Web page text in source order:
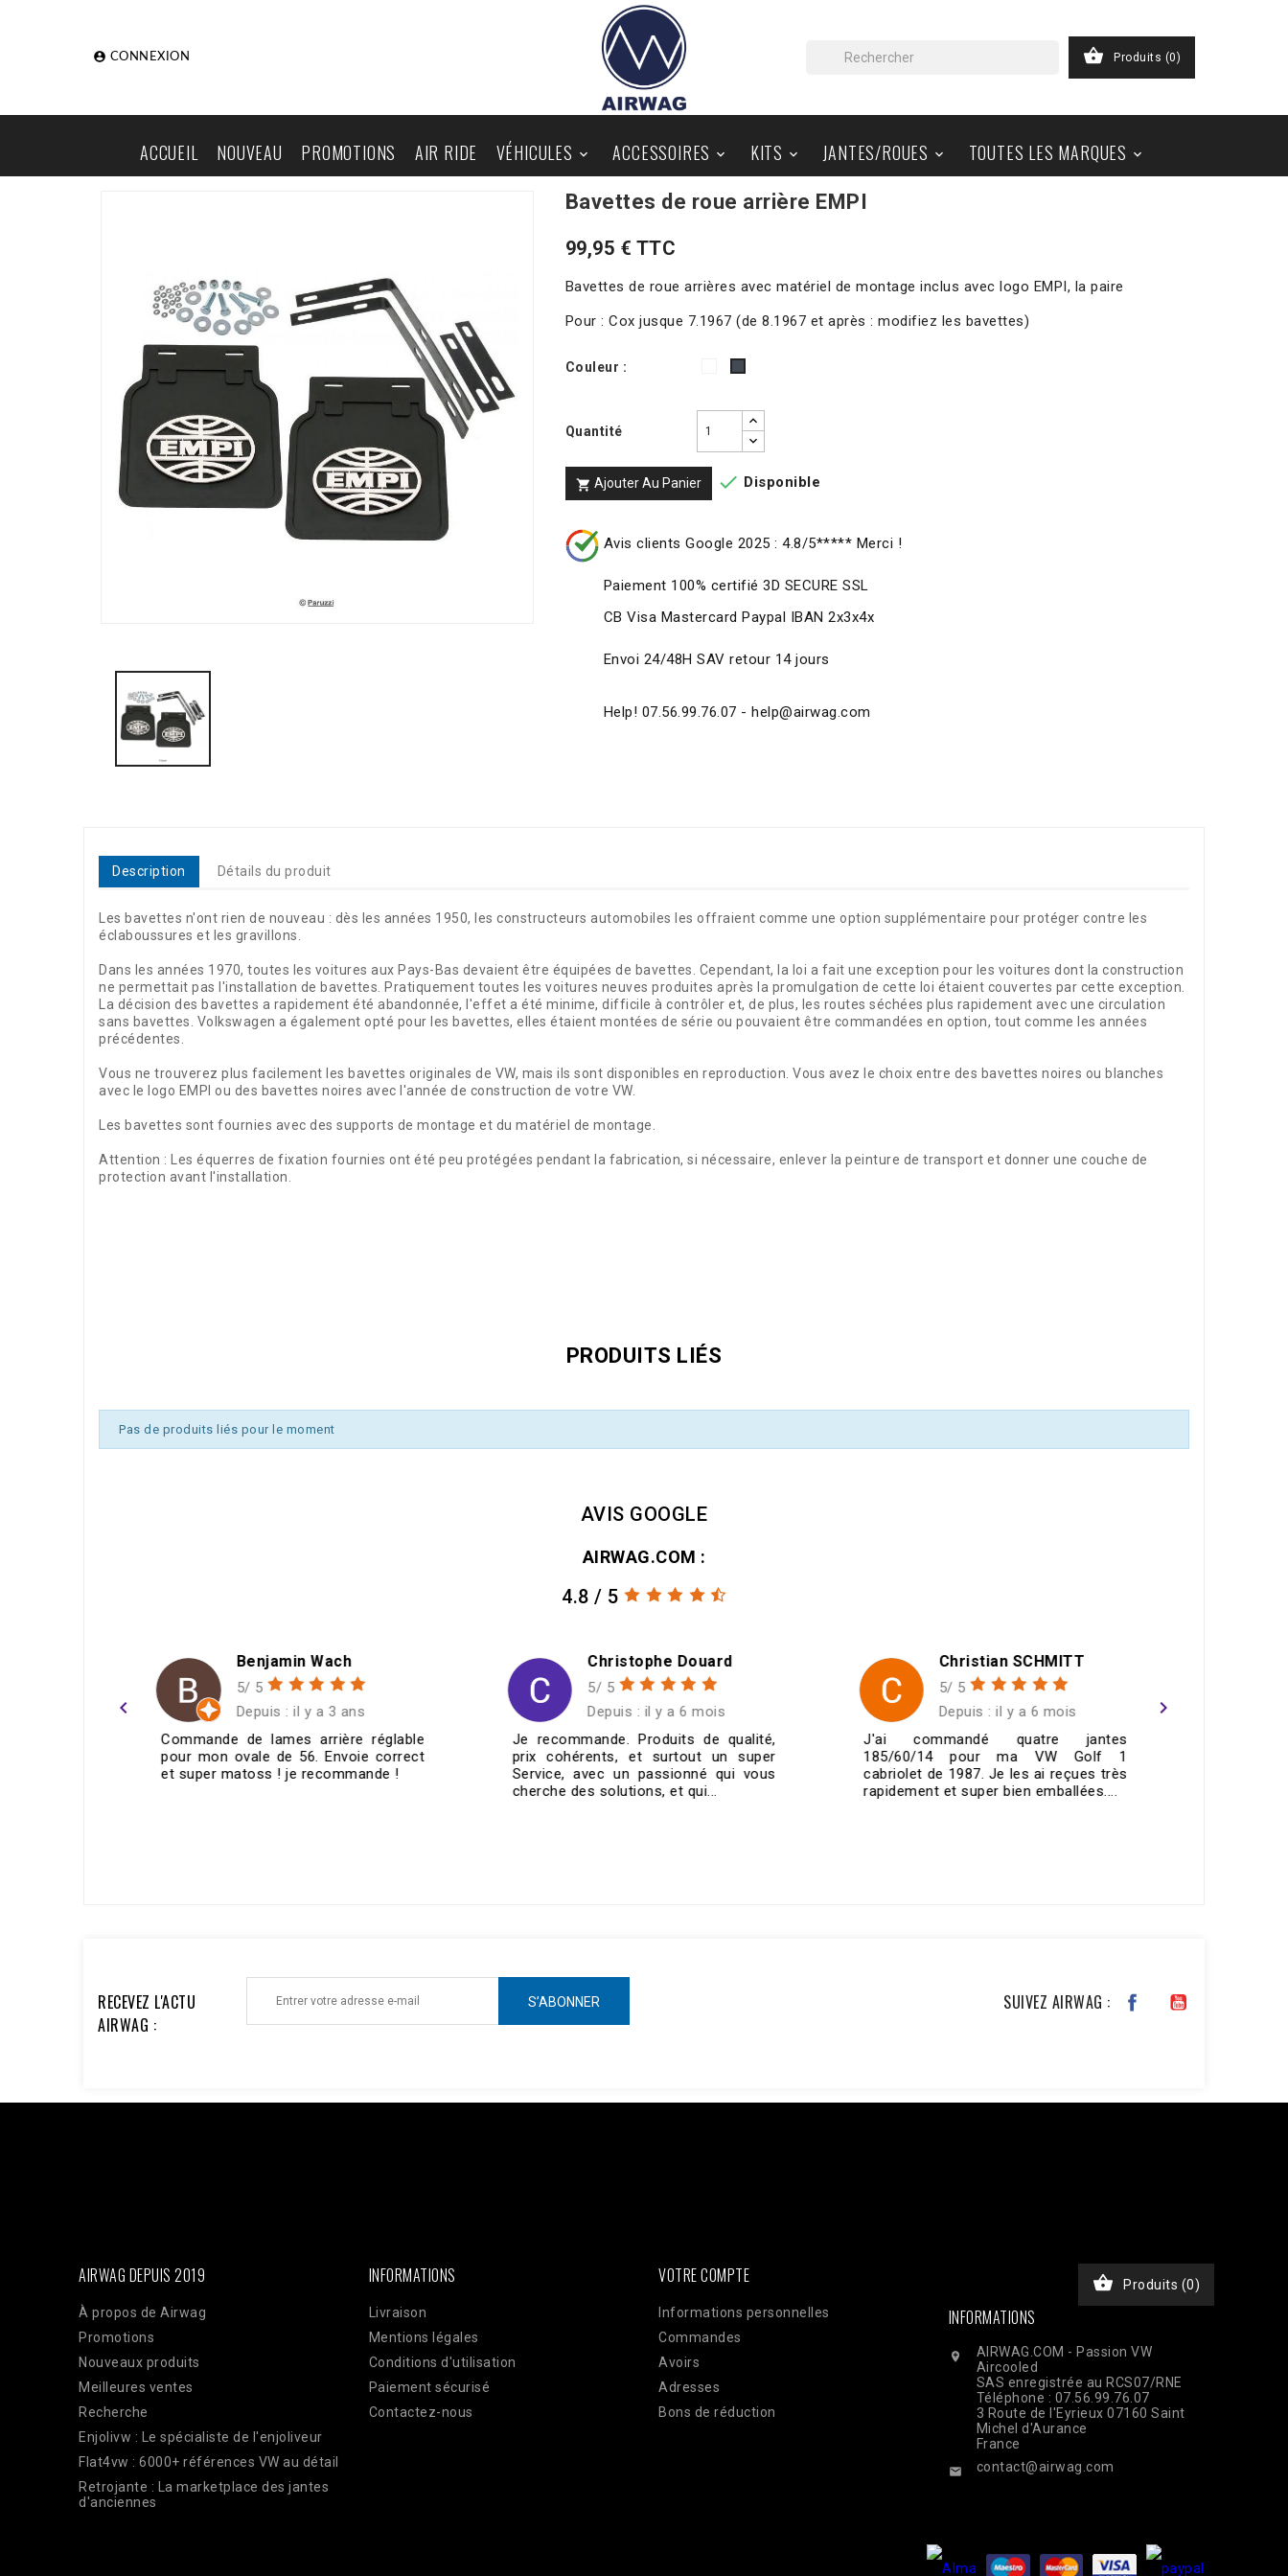
 CONNEXION  Produits (0)
ACCUEIL NOUVEAU PROMOTIONS AIR RIDE 
VÉHICULES 
ACCESSOIRES 
KITS 
JANTES/ROUES 
TOUTES LES MARQUES
PIÈCES AU DÉTAIL BLOG
Bavettes de roue arrière EMPI
99,95 € TTC
Bavettes de roue arrières avec matériel de montage inclus avec logo EMPI, la paire
Pour : Cox jusque 7.1967 (de 8.1967 et après : modifiez les bavettes)
Couleur : Noir
Quantité
 Ajouter Au Panier  Disponible
Avis clients Google 2025 : 4.8/5***** Merci !
Paiement 100% certifié 3D SECURE SSL
CB Visa Mastercard Paypal IBAN 2x3x4x
Envoi 24/48H SAV retour 14 jours
Help! 07.56.99.76.07 - help@airwag.com
Description Détails du produit
Les bavettes n'ont rien de nouveau : dès les années 1950, les constructeurs automobiles les offraient comme une option supplémentaire pour protéger contre les
éclaboussures et les gravillons.
Dans les années 1970, toutes les voitures aux Pays-Bas devaient être équipées de bavettes. Cependant, la loi a fait une exception pour les voitures dont la construction
ne permettait pas l'installation de bavettes. Pratiquement toutes les voitures neuves produites après la promulgation de cette loi étaient couvertes par cette exception.
La décision des bavettes a rapidement été abandonnée, l'effet a été minime, difficile à contrôler et, de plus, les routes séchées plus rapidement avec une circulation
sans bavettes. Volkswagen a également opté pour les bavettes, elles étaient montées de série ou pouvaient être commandées en option, tout comme les années
précédentes.
Vous ne trouverez plus facilement les bavettes originales de VW, mais ils sont disponibles en reproduction. Vous avez le choix entre des bavettes noires ou blanches
avec le logo EMPI ou des bavettes noires avec l'année de construction de votre VW.
Les bavettes sont fournies avec des supports de montage et du matériel de montage.
Attention : Les équerres de fixation fournies ont été peu protégées pendant la fabrication, si nécessaire, enlever la peinture de transport et donner une couche de
protection avant l'installation.
PRODUITS LIÉS
Pas de produits liés pour le moment
AVIS GOOGLE
AIRWAG.COM :
4.8 / 5
Benjamin Wach
Depuis : il y a 3 ans
de lames arrière réglable
mon ovale de 56. Envoie correct
matoss ! je recommande !
Christophe Douard
Depuis : il y a 6 mois
Je recommande. Produits de qualité,
prix cohérents, et surtout un super
Service, avec un passionné qui vous
cherche des solutions, et qui...
Christian SCHMITT
Depuis : il y a 6 mois
J'ai commandé quatre jantes
185/60/14 pour ma VW Golf 1
cabriolet de 1987. Je les ai reçues très
rapidement et super bien emballées....
Depuis : il y a un an
Après avoir acheté un kit
suspension pneumatique chez eux,
bout de six mois, une petite fuite
le boîtier Qui est là pour...
navigate_before navigate_next
RECEVEZ L'ACTU
AIRWAG :
SUIVEZ AIRWAG :
AIRWAG DEPUIS 2019
À propos de Airwag
Promotions
Nouveaux produits
Meilleures ventes
Recherche
Enjolivw : Le spécialiste de l'enjoliveur
Flat4vw : 6000+ références VW au détail
Retrojante : La marketplace des jantes
d'anciennes
INFORMATIONS
Livraison
Mentions légales
Conditions d'utilisation
Paiement sécurisé
Contactez-nous
VOTRE COMPTE
Informations personnelles
Commandes
Avoirs
Adresses
Bons de réduction
 Produits (0)
INFORMATIONS

AIRWAG.COM - Passion VW
Aircooled
SAS enregistrée au RCS07/RNE
Téléphone : 07.56.99.76.07
3 Route de l'Eyrieux 07160 Saint
Michel d'Aurance
France
 contact@airwag.com